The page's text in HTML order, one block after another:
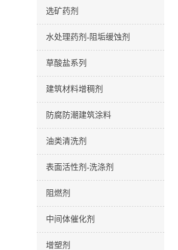
选矿药剂
水处理药剂-阻垢缓蚀剂
草酸盐系列
建筑材料增稠剂
防腐防潮建筑涂料
油类清洗剂
表面活性剂-洗涤剂
阻燃剂
中间体催化剂
增塑剂